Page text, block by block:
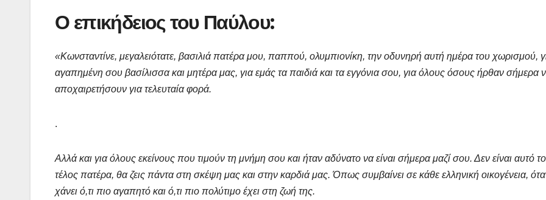
Ο επικήδειος του Παύλου:
«Κωνσταντίνε, μεγαλειότατε, βασιλιά πατέρα μου, παππού, ολυμπιονίκη, την οδυνηρή αυτή ημέρα του χωρισμού,
αγαπημένη σου βασίλισσα και μητέρα μας, για εμάς τα παιδιά και τα εγγόνια σου, για όλους όσους ήρθαν σήμερα
αποχαιρετήσουν για τελευταία φορά.
.
Αλλά και για όλους εκείνους που τιμούν τη μνήμη σου και ήταν αδύνατο να είναι σήμερα μαζί σου. Δεν είναι αυτό το
τέλος πατέρα, θα ζεις πάντα στη σκέψη μας και στην καρδιά μας. Όπως συμβαίνει σε κάθε ελληνική οικογένεια,
χάνει ό,τι πιο αγαπητό και ό,τι πιο πολύτιμο έχει στη ζωή της.